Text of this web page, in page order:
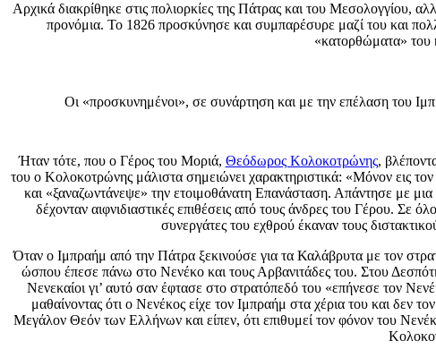
Αρχικά διακρίθηκε στις πολιορκίες της Πάτρας και του Μεσολογγίου,
προνόμια. Το 1826 προσκύνησε και συμπαρέσυρε μαζί του και
«κατορθώματα» του
Οι «προσκυνημένοι», σε συνάρτηση και με την επέλαση του
Ήταν τότε, που ο Γέρος του Μοριά, Θεόδωρος Κολοκοτρώνης,
του ο Κολοκοτρώνης μάλιστα σημειώνει χαρακτηριστικά: «Μόνον εις
και «ξαναζωντάνεψε» την ετοιμοθάνατη Επανάσταση. Απάντησε με
δέχονταν αιφνιδιαστικές επιθέσεις από τους άνδρες του Γέρου. Σε
συνεργάτες του εχθρού έκαναν τους
Όταν ο Ιμπραήμ από την Πάτρα ξεκινούσε για τα Καλάβρυτα με τον
ώσπου έπεσε πάνω στο Νενέκο και τους Αρβανιτάδες του. Στου
Νενεκαίοι γι’ αυτό σαν έφτασε στο στρατόπεδό του «επήνεσε τον
μαθαίνοντας ότι ο Νενέκος είχε τον Ιμπραήμ στα χέρια του και
Μεγάλον Θεόν των Ελλήνων και είπεν, ότι επιθυμεί τον φόνον του